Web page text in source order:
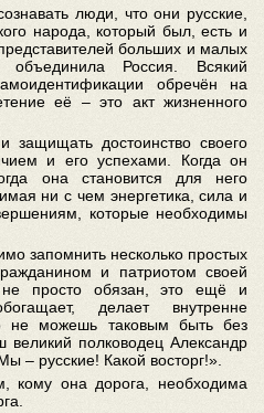
люди, что они русские,
народа, который был, есть и
больших и малых
объединила Россия. Всякий
обречён на
её – это акт жизненного
защищать достоинство своего
и его успехами. Когда он
она становится для него
ни с чем энергетика, сила и
которые необходимы
запомнить несколько простых
и патриотом своей
просто обязан, это ещё и
делает внутренне
не можешь таковым быть без
полководец Александр
– русские! Какой восторг!».
кому она дорога, необходима